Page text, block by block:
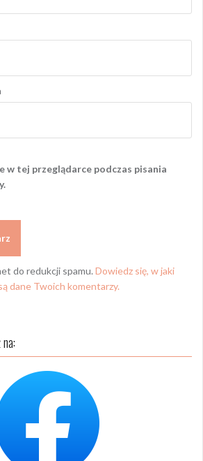
w tej przeglądarce podczas pisania
do redukcji spamu. Dowiedz się, w jaki
dane Twoich komentarzy.